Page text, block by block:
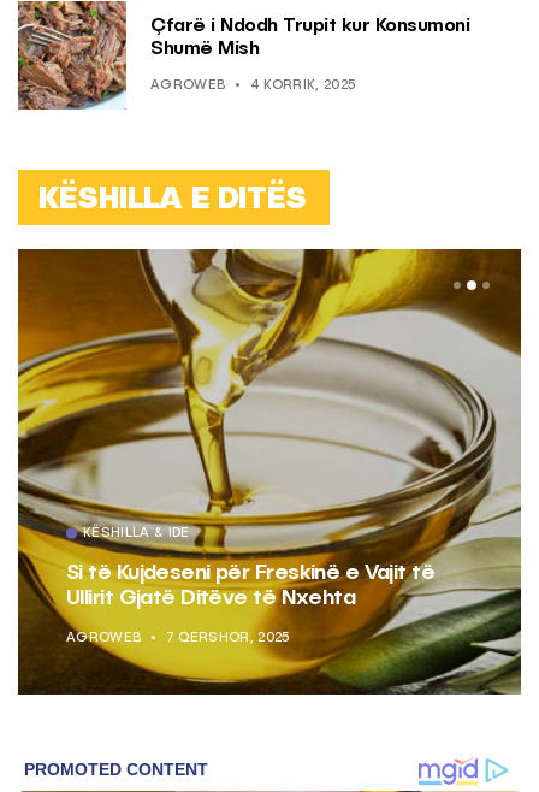
Çfarë i Ndodh Trupit kur Konsumoni
Shumë Mish
AGROWEB 4 KORRIK, 2025
KËSHILLA E DITËS
KËSHILLA & IDE
Si të Kujdeseni për Freskinë e Vajit të
Ullirit Gjatë Ditëve të Nxehta
AGROWEB 7 QERSHOR, 2025